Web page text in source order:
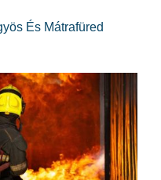
És Mátrafüred